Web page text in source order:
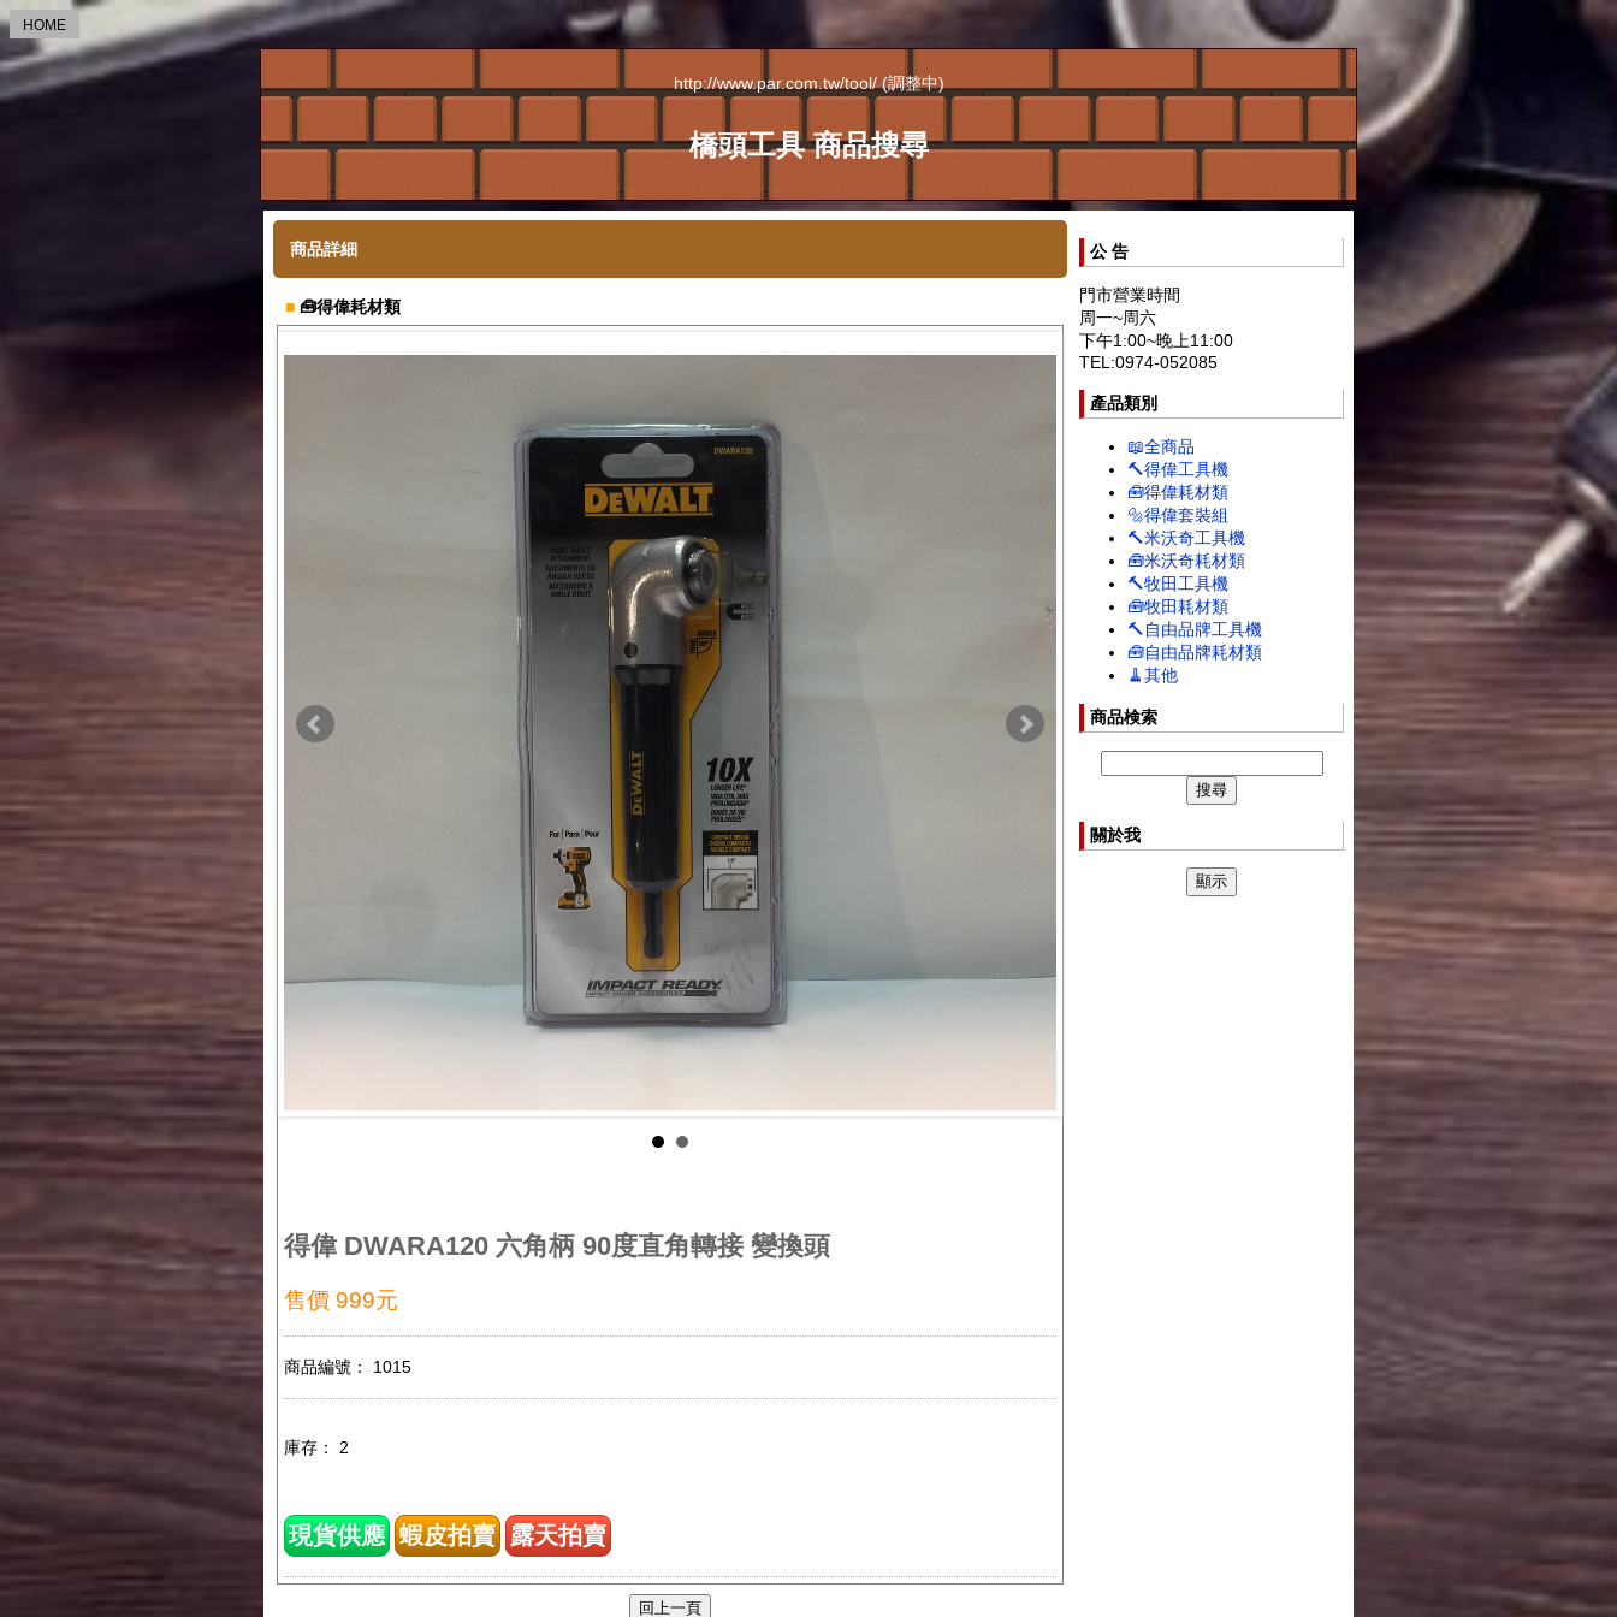
HOME
http://www.par.com.tw/tool/ (調整中)
橋頭工具 商品搜尋
商品詳細
■ 🧰得偉耗材類
得偉 DWARA120 六角柄 90度直角轉接 變換頭
售價 999元
商品編號： 1015
庫存： 2
現貨供應 蝦皮拍賣 露天拍賣
公 告
門市營業時間
周一~周六
下午1:00~晚上11:00
TEL:0974-052085
產品類別
📖全商品
🔨得偉工具機
🧰得偉耗材類
🔩得偉套裝組
🔨米沃奇工具機
🧰米沃奇耗材類
🔨牧田工具機
🧰牧田耗材類
🔨自由品牌工具機
🧰自由品牌耗材類
🧹其他
商品検索
關於我